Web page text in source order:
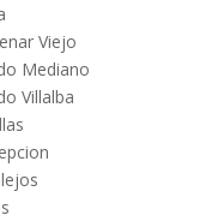
Viejo
Mediano
Villalba